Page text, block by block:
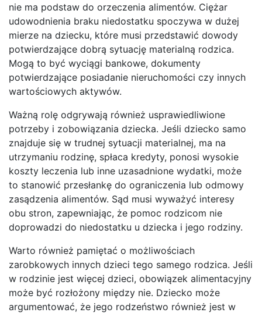
nie ma podstaw do orzeczenia alimentów. Ciężar
udowodnienia braku niedostatku spoczywa w dużej
mierze na dziecku, które musi przedstawić dowody
potwierdzające dobrą sytuację materialną rodzica.
Mogą to być wyciągi bankowe, dokumenty
potwierdzające posiadanie nieruchomości czy innych
wartościowych aktywów.
Ważną rolę odgrywają również usprawiedliwione
potrzeby i zobowiązania dziecka. Jeśli dziecko samo
znajduje się w trudnej sytuacji materialnej, ma na
utrzymaniu rodzinę, spłaca kredyty, ponosi wysokie
koszty leczenia lub inne uzasadnione wydatki, może
to stanowić przesłankę do ograniczenia lub odmowy
zasądzenia alimentów. Sąd musi wyważyć interesy
obu stron, zapewniając, że pomoc rodzicom nie
doprowadzi do niedostatku u dziecka i jego rodziny.
Warto również pamiętać o możliwościach
zarobkowych innych dzieci tego samego rodzica. Jeśli
w rodzinie jest więcej dzieci, obowiązek alimentacyjny
może być rozłożony między nie. Dziecko może
argumentować, że jego rodzeństwo również jest w